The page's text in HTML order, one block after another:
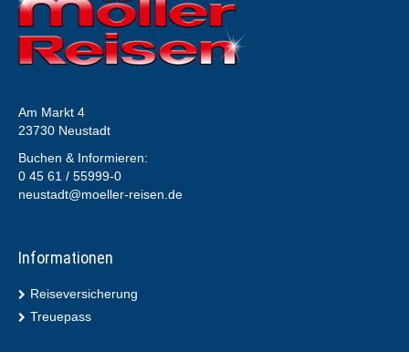
Am Markt 4
23730 Neustadt
Buchen & Informieren:
0 45 61 / 55999-0
neustadt@moeller-reisen.de
Informationen
Reiseversicherung
Treuepass